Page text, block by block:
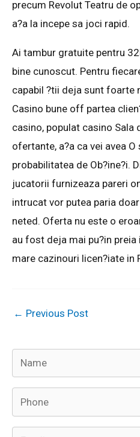
precum Revolut Teatru de
a?a la incepe sa joci rapid.
Ai tambur gratuite pentru
bine cunoscut. Pentru
capabil ?tii deja sunt foarte
Casino bune off partea
casino, populat casino Sala
ofertante, a?a ca vei avea
probabilitatea de Ob?ine?i.
jucatorii furnizeaza pareri
intrucat vor putea paria
neted. Oferta nu este o
au fost deja mai pu?in
mare cazinouri licen?iate in
← Previous Post